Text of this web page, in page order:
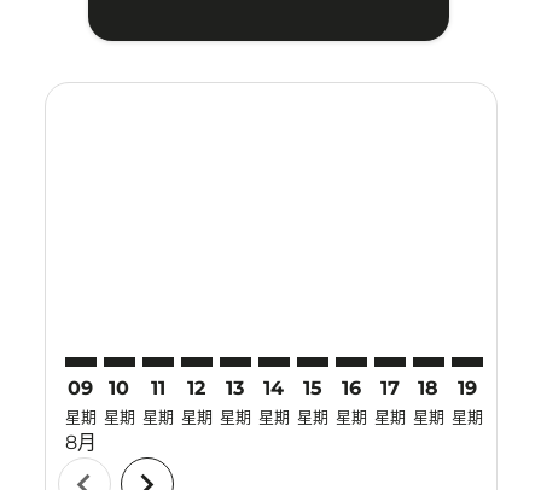
09
星期
8月
10
星期
11
星期
12
星期
13
星期
14
星期
15
星期
16
星期
17
星期
18
星期
19
星期